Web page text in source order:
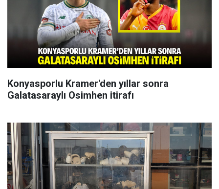
Konyasporlu Kramer'den yıllar sonra
Galatasaraylı Osimhen itirafı